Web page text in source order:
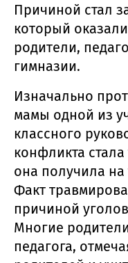
Причиной стал
который
родители,
гимназии.
Изначально
мамы одной из
классного
конфликта
она получила
Факт
причиной
Многие
педагога,